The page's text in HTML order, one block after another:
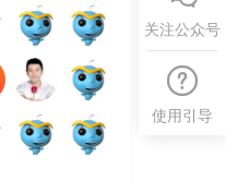
关注公众号
使用引导